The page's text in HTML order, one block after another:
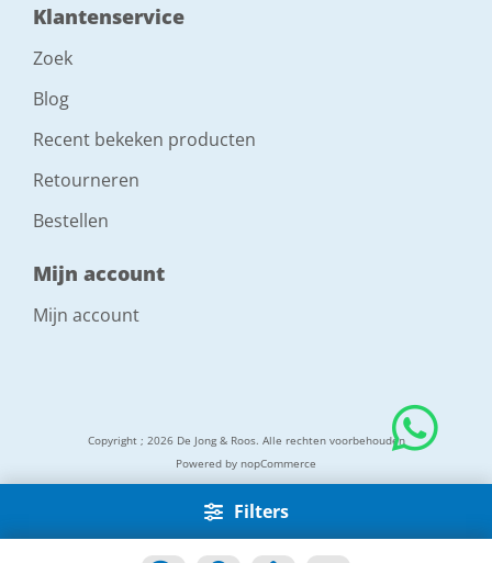
Filters
Klantenservice
Zoek
Blog
Recent bekeken producten
Retourneren
Bestellen
Mijn account
Mijn account
Copyright ; 2026 De Jong & Roos. Alle rechten voorbehouden
Powered by nopCommerce